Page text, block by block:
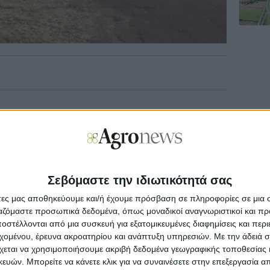
Σεβόμαστε την ιδιωτικότητά σας
μας αποθηκεύουμε και/ή έχουμε πρόσβαση σε πληροφορίες σε
προσωπικά δεδομένα, όπως μοναδικοί αναγνωριστικοί και
από μια συσκευή για εξατομικευμένες διαφημίσεις και
έρευνα ακροατηρίου και ανάπτυξη υπηρεσιών. Με την άδειά
να χρησιμοποιήσουμε ακριβή δεδομένα γεωγραφικής τοποθεσίας
Μπορείτε να κάνετε κλικ για να συναινέσετε στην επεξεργασία
Πληρωμών, πίστωσε ποσό ύψους 2,8
παλιές οφειλές του έτους ενίσχυσης 2015.
έτη 2016-2021. Αναλυτικά η απόφαση
73262/19-11-2024 απόφασης Προέδρου
στα έτη πληρωμής εκκρεμοτήτων καθώς
λειτουργίας της Επιτροπής, ως εξής: Έργο
και επεξεργασία των δικαιωμάτων
δικαιούχων για την πληρωμή των
ετών, 2015 – 2021, έως τις 30-06-2025.